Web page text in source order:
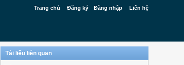
Trang chủ Đăng ký Đăng nhập Liên hệ
Tài liệu liên quan